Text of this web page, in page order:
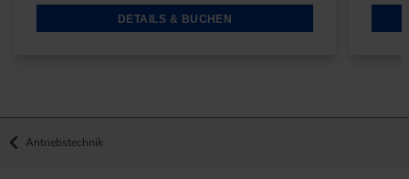
DETAILS & BUCHEN
Antriebstechnik